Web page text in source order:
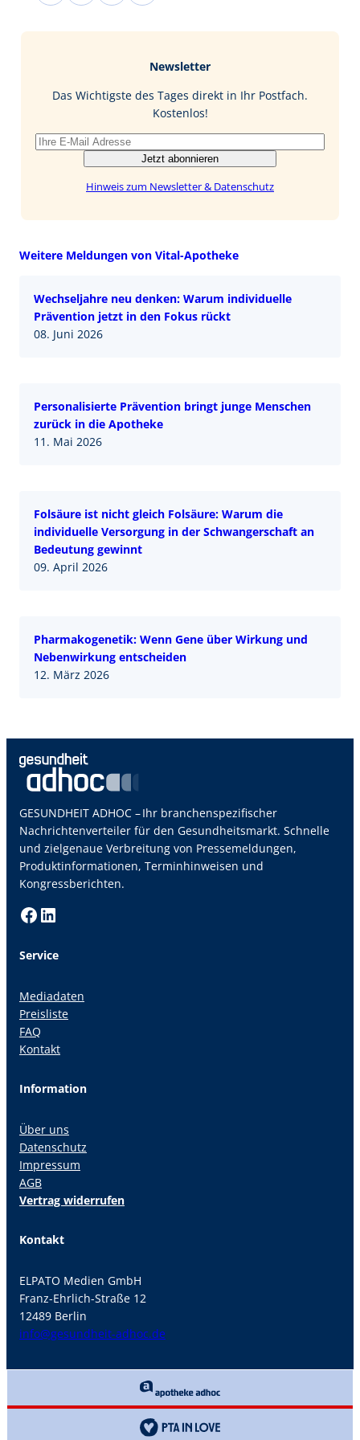
I
Newsletter
Das Wichtigste des Tages direkt in Ihr Postfach.
Kostenlos!
Jetzt abonnieren
Hinweis zum Newsletter & Datenschutz
Weitere Meldungen von Vital-Apotheke
Wechseljahre neu denken: Warum individuelle
Prävention jetzt in den Fokus rückt
08. Juni 2026
Personalisierte Prävention bringt junge Menschen
zurück in die Apotheke
11. Mai 2026
Folsäure ist nicht gleich Folsäure: Warum die
individuelle Versorgung in der Schwangerschaft an
Bedeutung gewinnt
09. April 2026
Pharmakogenetik: Wenn Gene über Wirkung und
Nebenwirkung entscheiden
12. März 2026
GESUNDHEIT ADHOC – Ihr branchenspezifischer
Nachrichtenverteiler für den Gesundheitsmarkt. Schnelle
und zielgenaue Verbreitung von Pressemeldungen,
Produktinformationen, Terminhinweisen und
Kongressberichten.
Facebook LinkedIn
Service
Mediadaten
Preisliste
FAQ
Kontakt
Information
Über uns
Datenschutz
Impressum
AGB
Vertrag widerrufen
Kontakt
ELPATO Medien GmbH
Franz-Ehrlich-Straße 12
12489 Berlin
info@gesundheit-adhoc.de